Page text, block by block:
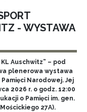
- WYSTAWA
Auschwitz” – pod
plenerowa wystawa
Narodowej. Jej
2026 r. o godz. 12:00
o Pamięci im. gen.
27A).